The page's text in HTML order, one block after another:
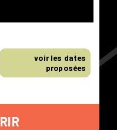
voir les dates
proposées